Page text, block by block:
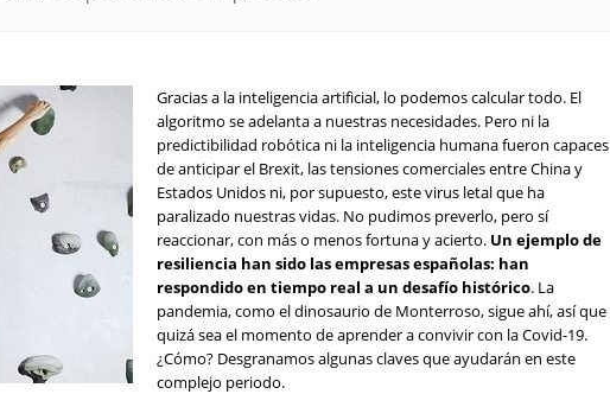
Gracias a la inteligencia artificial, lo podemos calcular todo. El
algoritmo se adelanta a nuestras necesidades. Pero ni la
predictibilidad robótica ni la inteligencia humana fueron capaces
de anticipar el Brexit, las tensiones comerciales entre China y
Estados Unidos ni, por supuesto, este virus letal que ha
paralizado nuestras vidas. No pudimos preverlo, pero sí
reaccionar, con más o menos fortuna y acierto. Un ejemplo de
resiliencia han sido las empresas españolas: han
respondido en tiempo real a un desafío histórico. La
pandemia, como el dinosaurio de Monterroso, sigue ahí, así que
quizá sea el momento de aprender a convivir con la Covid-19.
¿Cómo? Desgranamos algunas claves que ayudarán en este
complejo periodo.